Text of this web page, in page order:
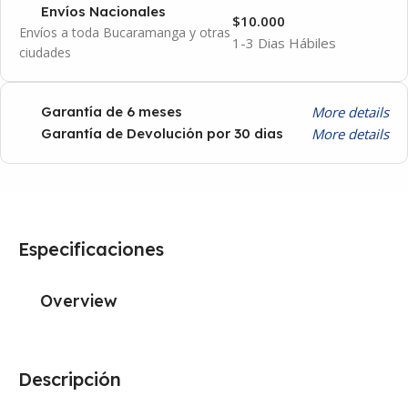
Envíos Nacionales
Envíos a toda Bucaramanga y otras
ciudades
1-3 Dias Hábiles
$10.000
Garantía de 6 meses More details
Garantía de Devolución por 30 dias More details
Descripción
Especificaciones
Overview